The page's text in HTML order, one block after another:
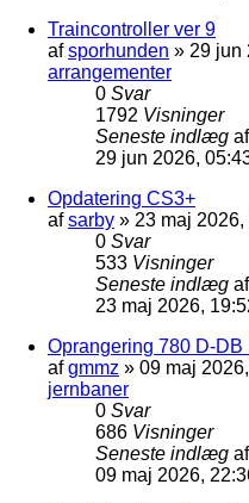
Traincontroller ver 9
afsporhunden » 29 jun
arrangementer
0 Svar
1792 Visninger
Seneste indlæg af
29 jun 2026,
Opdatering CS3+
afsarby » 23 maj 2026,
0 Svar
533 Visninger
Seneste indlæg af
23 maj 2026,
Oprangering 780 D-DB
afgmmz » 09 maj
jernbaner
0 Svar
686 Visninger
Seneste indlæg af
09 maj 2026,